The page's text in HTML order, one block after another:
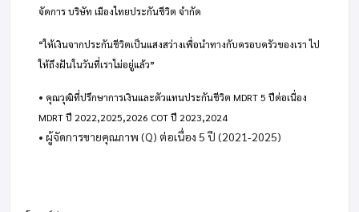
จัดการ บริษัท เมืองไทยประกันชีวิต จำกัด
“ให้เงินจากประกันชีวิตเป็นแสงสว่างเพื่อนำทางกับครอบครัวของเรา ไป
ให้ถึงฝันในวันที่เราไม่อยู่แล้ว”
• คุณวุฒิที่ปรึกษาการเงินและตัวแทนประกันชีวิต MDRT 5 ปีต่อเนื่อง
MDRT ปี 2022,2025,2026 COT ปี 2023,2024
• ผู้จัดการขายคุณภาพ (Q) ต่อเนื่อง 5 ปี (2021-2025)